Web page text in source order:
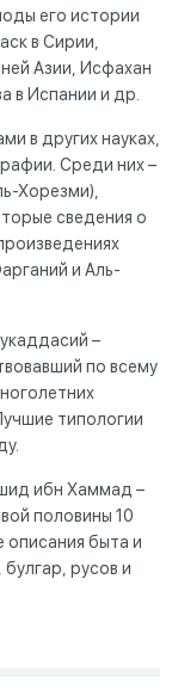
его истории
в Сирии,
Азии, Исфахан
в Испании и др.
в других науках,
Среди них –
Хорезми),
сведения о
и Аль-
–
по всему
типологии
ибн Хаммад –
половины 10
описания быта и
русов и